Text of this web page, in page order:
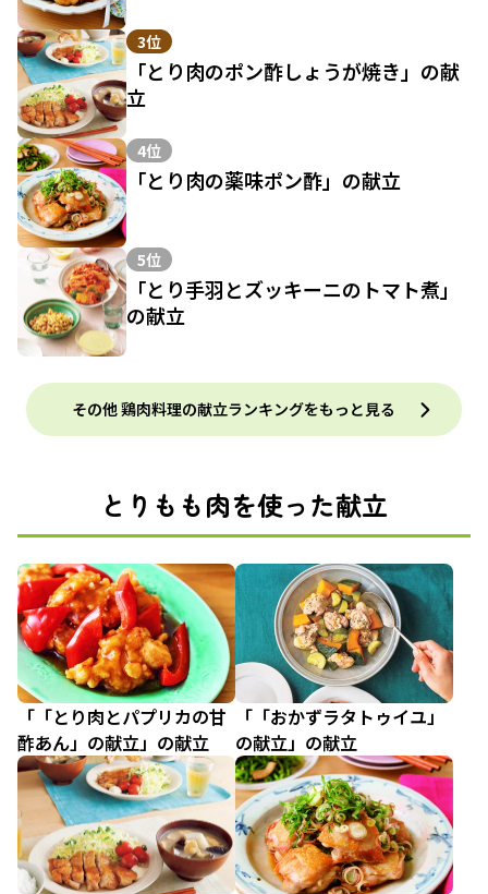
3位
「とり肉のポン酢しょうが焼き」の献
立
4位
「とり肉の薬味ポン酢」の献立
5位
「とり手羽とズッキーニのトマト煮」
の献立
その他 鶏肉料理の献立ランキングをもっと見る
とりもも肉を使った献立
「「とり肉とパプリカの甘
酢あん」の献立」の献立
「「おかずラタトゥイユ」
の献立」の献立